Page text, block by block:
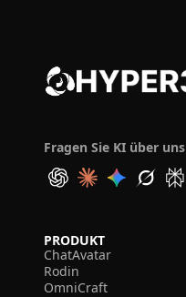
Fragen Sie KI über uns
PRODUKT
ChatAvatar
Rodin
OmniCraft